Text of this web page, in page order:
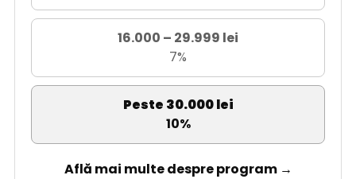
16.000 – 29.999 lei
7%
Peste 30.000 lei
10%
Află mai multe despre program →